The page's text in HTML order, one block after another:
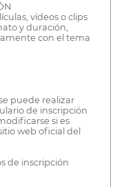
vídeos o clips
y duración,
con el tema
puede realizar
de inscripción
si es
web oficial del
de inscripción